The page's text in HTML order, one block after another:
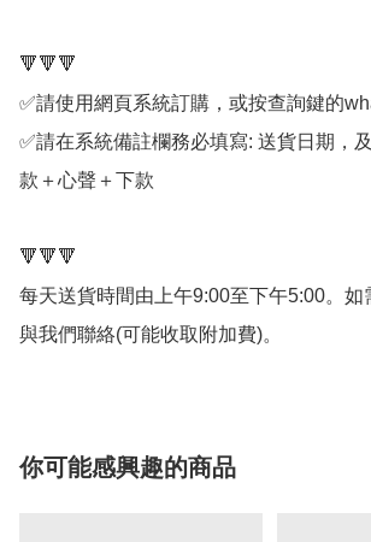
🔻🔻🔻
✅請使用網頁系統訂購，或按查詢鍵的
✅請在系統備註欄務必填寫: 送貨日期，
款＋心聲＋下款
🔻🔻🔻
每天送貨時間由上午9:00至下午5:00。如
與我們聯絡(可能收取附加費)。
你可能感興趣的商品